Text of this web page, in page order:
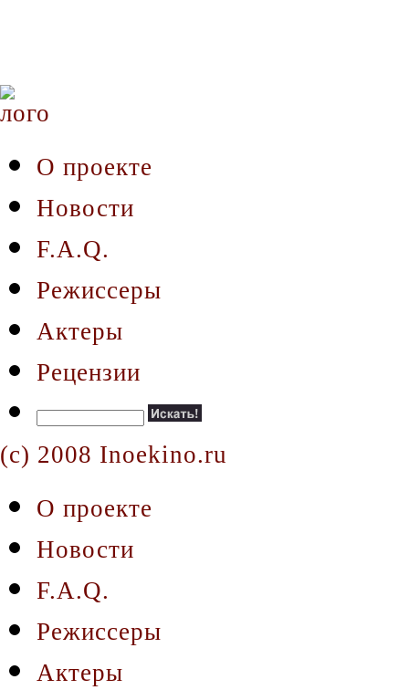
О проекте
Новости
F.A.Q.
Режиссеры
Актеры
Рецензии
(c) 2008 Inoekino.ru
О проекте
Новости
F.A.Q.
Режиссеры
Актеры